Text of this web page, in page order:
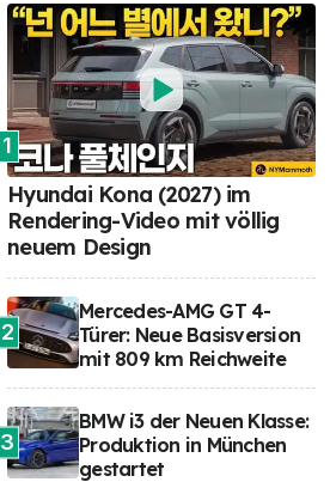
1
Hyundai Kona (2027) im
Rendering-Video mit völlig
neuem Design
2
Mercedes-AMG GT 4-
Türer: Neue Basisversion
mit 809 km Reichweite
3
BMW i3 der Neuen Klasse:
Produktion in München
gestartet